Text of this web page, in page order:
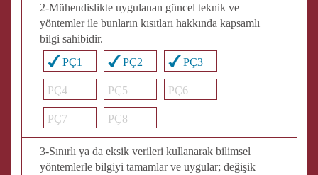
2-Mühendislikte uygulanan güncel teknik ve
yöntemler ile bunların kısıtları hakkında kapsamlı
bilgi sahibidir.
PÇ1
PÇ2 PÇ3
PÇ4 PÇ5 PÇ6
PÇ7 PÇ8
3-Sınırlı ya da eksik verileri kullanarak bilimsel
yöntemlerle bilgiyi tamamlar ve uygular; değişik